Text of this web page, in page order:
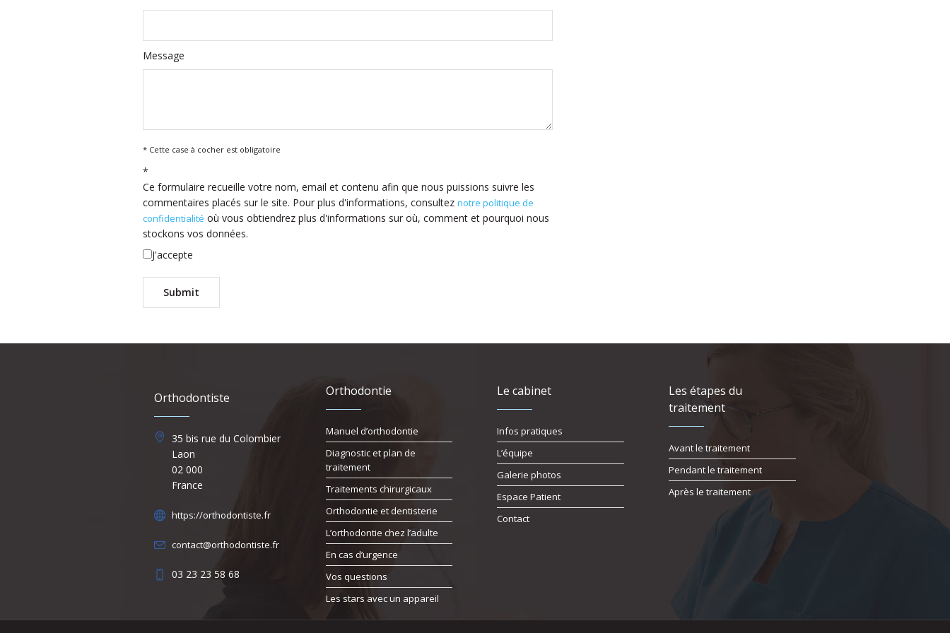
Message
* Cette case à cocher est obligatoire
*
Ce formulaire recueille votre nom, email et contenu afin que nous puissions suivre les
commentaires placés sur le site. Pour plus d'informations, consultez notre politique de
confidentialité où vous obtiendrez plus d'informations sur où, comment et pourquoi nous
stockons vos données.
J'accepte
Orthodontiste
35 bis rue du Colombier
Laon
02 000
France
https://orthodontiste.fr
contact@orthodontiste.fr
03 23 23 58 68
Orthodontie
Manuel d’orthodontie
Diagnostic et plan de
traitement
Traitements chirurgicaux
Orthodontie et dentisterie
L’orthodontie chez l’adulte
En cas d’urgence
Vos questions
Les stars avec un appareil
Le cabinet
Infos pratiques
L’équipe
Galerie photos
Espace Patient
Contact
Les étapes du
traitement
Avant le traitement
Pendant le traitement
Après le traitement